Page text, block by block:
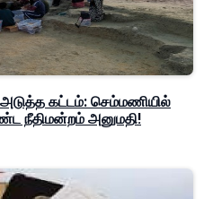
கட்டம்: செம்மணியில்
நீதிமன்றம் அனுமதி!